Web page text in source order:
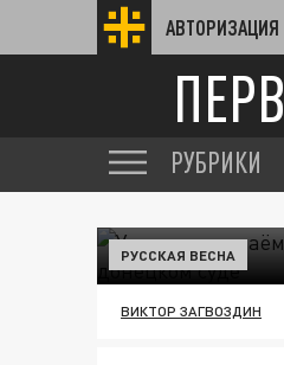
АВТОРИЗАЦИЯ
РУБРИКИ
РУССКАЯ ВЕСНА
ВИКТОР ЗАГВОЗДИН